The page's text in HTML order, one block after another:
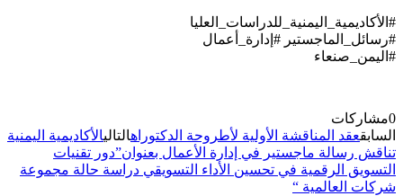
#الأكاديمية_اليمنية_للدراسات_العليا
#رسائل_الماجستير #إدارة_أعمال
#اليمن_صنعاء
0مشاركات
السابقعقد المناقشة الأولية لأطروحة الدكتوراهالتاليالأكاديمية اليمنية
تناقش رسالة ماجستير في إدارة الأعمال بعنوان”دور تقنيات
التسويق الرقمية في تحسين الأداء التسويقي دراسة حالة مجموعة
شركات العالمية “